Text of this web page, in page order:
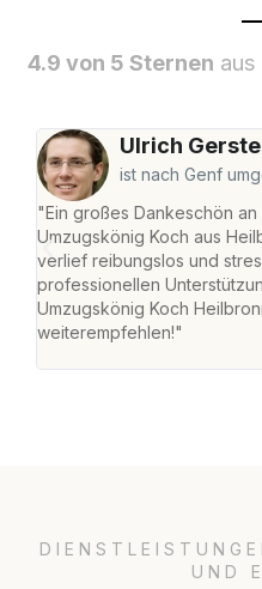
4.9 von 5 Sternen aus
Ulrich Gerste
ist nach Genf
"Ein großes Dankeschön an
Umzugskönig Koch aus
verlief reibungslos und
professionellen
Umzugskönig Koch
weiterempfehlen!"
UND